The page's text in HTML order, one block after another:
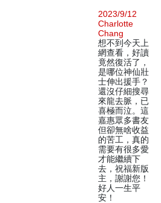
2023/9/12
Charlotte
Chang
想不到今天上
網查看，好讀
竟然復活了，
是哪位神仙壯
士伸出援手？
還沒仔細搜尋
來龍去脈，已
喜極而泣。這
嘉惠眾多書友
但卻無啥收益
的苦工，真的
需要有很多愛
才能繼續下
去，祝福新版
主，謝謝您！
好人一生平
安！